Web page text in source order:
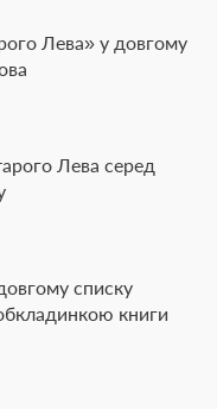
Лева» у довгому
Лева серед
списку
книги